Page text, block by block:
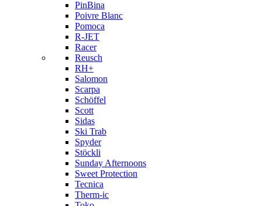
PinBina
Poivre Blanc
Pomoca
R-JET
Racer
Reusch
RH+
Salomon
Scarpa
Schöffel
Scott
Sidas
Ski Trab
Spyder
Stöckli
Sunday Afternoons
Sweet Protection
Tecnica
Therm-ic